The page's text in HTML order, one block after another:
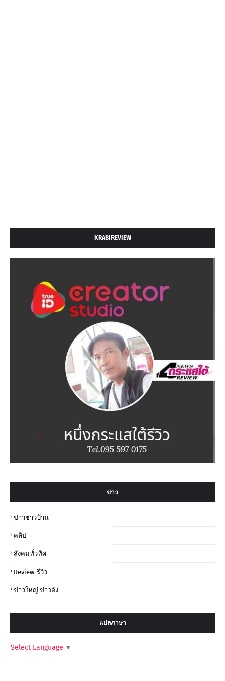
KRABIREVIEW
ข่าว
ข่าวชาวบ้าน
คลิป
สังคมทั่วทิศ
Review-รีวิว
ข่าวใหญ่ ข่าวดัง
แปลภาษา
Select Language ▼